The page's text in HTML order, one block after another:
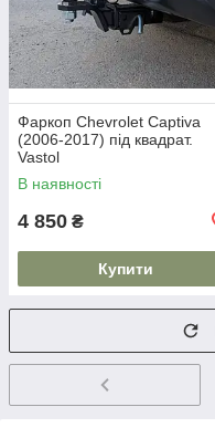
Фаркоп Chevrolet Captiva
(2006-2017) під квадрат.
Vastol
В наявності
4 850 ₴
Купити